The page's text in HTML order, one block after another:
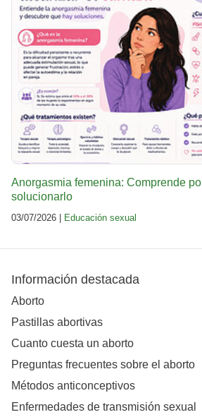
Anorgasmia femenina: Comprende
solucionarlo
03/07/2026 | Educación sexual
Información destacada
Aborto
Pastillas abortivas
Cuanto cuesta un aborto
Preguntas frecuentes sobre el aborto
Métodos anticonceptivos
Enfermedades de transmisión sexual